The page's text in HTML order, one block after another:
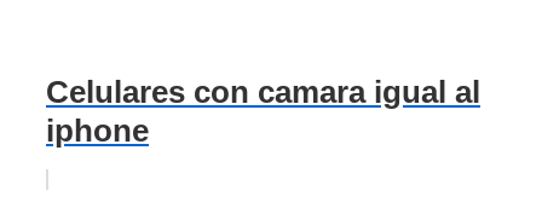
Celulares con camara igual al
iphone